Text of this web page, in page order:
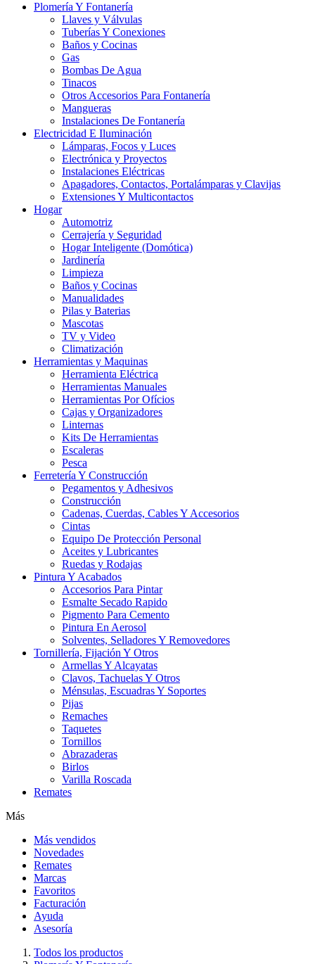
Plomería Y Fontanería
Llaves y Válvulas
Tuberías Y Conexiones
Baños y Cocinas
Gas
Bombas De Agua
Tinacos
Otros Accesorios Para Fontanería
Mangueras
Instalaciones De Fontanería
Electricidad E Iluminación
Lámparas, Focos y Luces
Electrónica y Proyectos
Instalaciones Eléctricas
Apagadores, Contactos, Portalámparas y Clavijas
Extensiones Y Multicontactos
Hogar
Automotriz
Cerrajería y Seguridad
Hogar Inteligente (Domótica)
Jardinería
Limpieza
Baños y Cocinas
Manualidades
Pilas y Baterias
Mascotas
TV y Video
Climatización
Herramientas y Maquinas
Herramienta Eléctrica
Herramientas Manuales
Herramientas Por Ofícios
Cajas y Organizadores
Linternas
Kits De Herramientas
Escaleras
Pesca
Ferretería Y Construcción
Pegamentos y Adhesivos
Construcción
Cadenas, Cuerdas, Cables Y Accesorios
Cintas
Equipo De Protección Personal
Aceites y Lubricantes
Ruedas y Rodajas
Pintura Y Acabados
Accesorios Para Pintar
Esmalte Secado Rapido
Pigmento Para Cemento
Pintura En Aerosol
Solventes, Selladores Y Removedores
Tornillería, Fijación Y Otros
Armellas Y Alcayatas
Clavos, Tachuelas Y Otros
Ménsulas, Escuadras Y Soportes
Pijas
Remaches
Taquetes
Tornillos
Abrazaderas
Birlos
Varilla Roscada
Remates
Más
Más vendidos
Novedades
Remates
Marcas
Favoritos
Facturación
Ayuda
Asesoría
Todos los productos